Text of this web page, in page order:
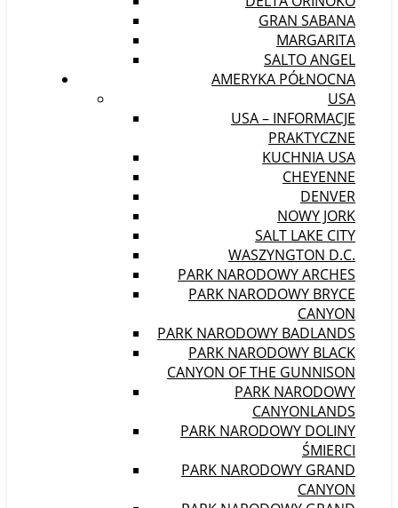
GRAN SABANA
MARGARITA
SALTO ANGEL
AMERYKA PÓŁNOCNA
USA
USA – INFORMACJE
PRAKTYCZNE
KUCHNIA USA
CHEYENNE
DENVER
NOWY JORK
SALT LAKE CITY
WASZYNGTON D.C.
PARK NARODOWY ARCHES
PARK NARODOWY BRYCE
CANYON
PARK NARODOWY BADLANDS
PARK NARODOWY BLACK
CANYON OF THE GUNNISON
PARK NARODOWY
CANYONLANDS
PARK NARODOWY DOLINY
ŚMIERCI
PARK NARODOWY GRAND
CANYON